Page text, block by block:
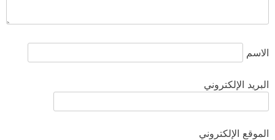
الاسم
البريد الإلكتروني
الموقع الإلكتروني